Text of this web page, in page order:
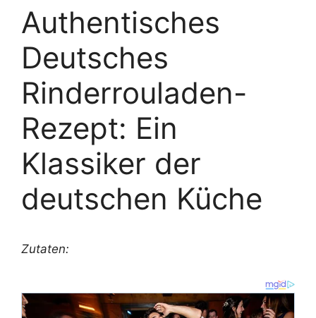
Authentisches
Deutsches
Rinderrouladen-
Rezept: Ein
Klassiker der
deutschen Küche
Zutaten: